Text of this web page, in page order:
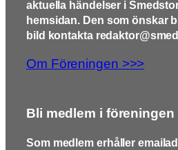
aktuella händelser i
hemsidan. Den som önskar
bild kontakta
Om Föreningen >>>
Bli medlem i
Som medlem erhåller